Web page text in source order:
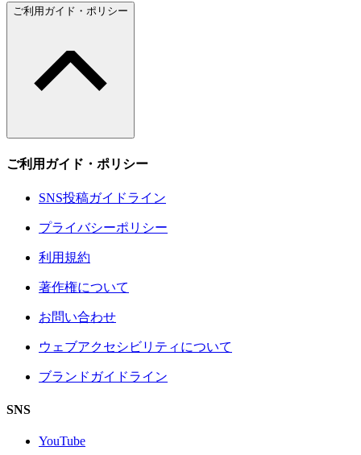
ご利用ガイド・ポリシー
ご利用ガイド・ポリシー
SNS投稿ガイドライン
プライバシーポリシー
利用規約
著作権について
お問い合わせ
ウェブアクセシビリティについて
ブランドガイドライン
SNS
YouTube